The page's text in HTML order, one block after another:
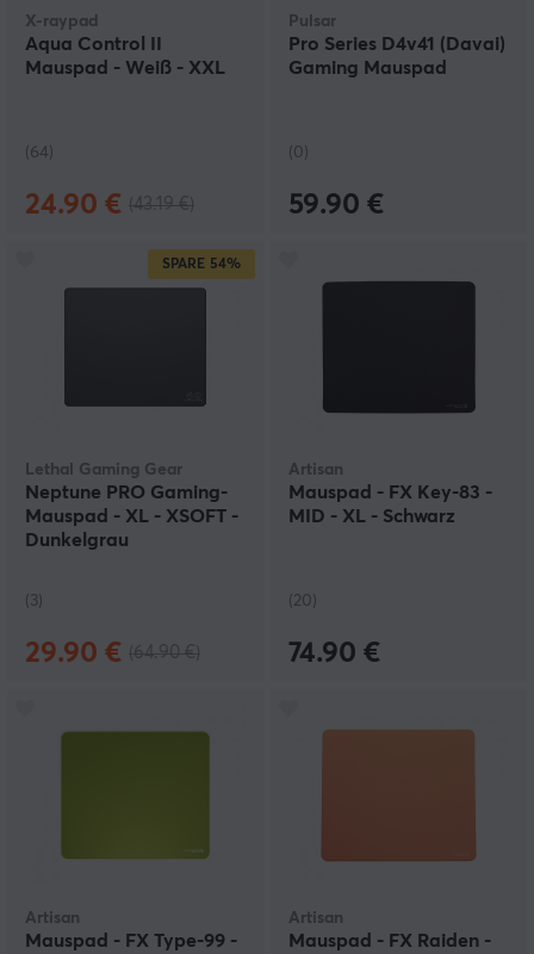
X-raypad
Aqua Control II
Mauspad - Weiß - XXL
(64)
24.90 €
Pulsar
Pro Series D4v41 (Davai)
Gaming Mauspad
(0)
59.90 €
SPARE 54%
Lethal Gaming Gear
Neptune PRO Gaming-
Mauspad - XL - XSOFT -
Dunkelgrau
(3)
29.90 €
Artisan
Mauspad - FX Key-83 -
MID - XL - Schwarz
(20)
74.90 €
Artisan
Mauspad - FX Type-99 -
Artisan
Mauspad - FX Raiden -